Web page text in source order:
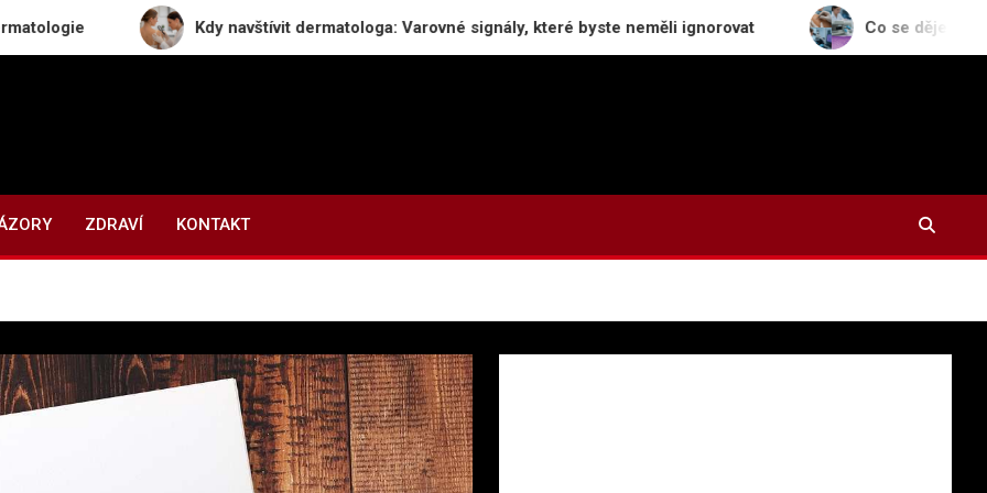
Kdy navštívit dermatologa: Varovné signály, které byste neměli ignorovat Co se děje s
ZDRAVÍ KONTAKT